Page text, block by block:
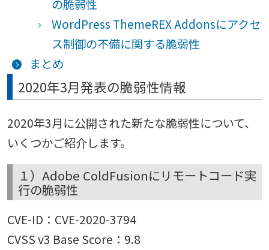
の脆弱性
WordPress ThemeREX Addonsにアクセ
ス制御の不備に関する脆弱性
まとめ
2020年3月発表の脆弱性情報
2020年3月に公開された新たな脆弱性について、
いくつかご紹介します。
１）Adobe ColdFusionにリモートコード実
行の脆弱性
CVE-ID：CVE-2020-3794
CVSS v3 Base Score：9.8